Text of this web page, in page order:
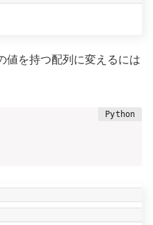
値を持つ配列に変えるには